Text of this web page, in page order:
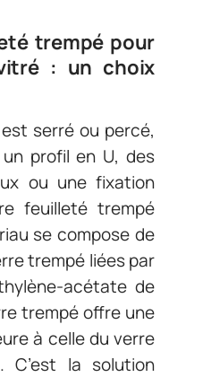
trempé pour
: un choix
serré ou percé,
profil en U, des
ou une fixation
feuilleté trempé
se compose de
trempé liées par
acétate de
trempé offre une
à celle du verre
C’est la solution